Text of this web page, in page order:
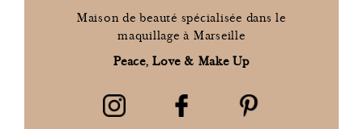
Maison de beauté spécialisée dans le
maquillage à Marseille
Peace, Love & Make Up